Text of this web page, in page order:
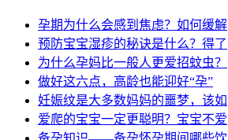
孕期为什么会感到焦虑？如何缓解
预防宝宝湿疹的秘诀是什么？得了
为什么孕妈比一般人更爱招蚊虫？
做好这六点，高龄也能迎好“孕”
妊娠纹是大多数妈妈的噩梦，该如
爱爬的宝宝一定更聪明？宝宝不爱